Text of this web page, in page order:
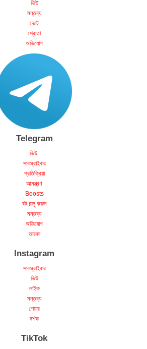
মন্তব্য
ভোট
শ্রোতা
অভিযোগ
Telegram
সাবস্ক্রাইবার
প্রতিক্রিয়া
আমন্ত্রণ
Boosts
বট চালু করুন
মন্তব্য
অভিযোগ
তারকা
ভিউ
লাইক
মন্তব্য
শেয়ার
দর্শক